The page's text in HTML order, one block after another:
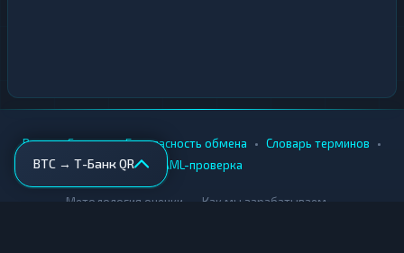
BTC → Т-Банк QR
Вики • Города • Безопасность обмена • Словарь терминов •
AML-проверка
Методология оценки Как мы зарабатываем